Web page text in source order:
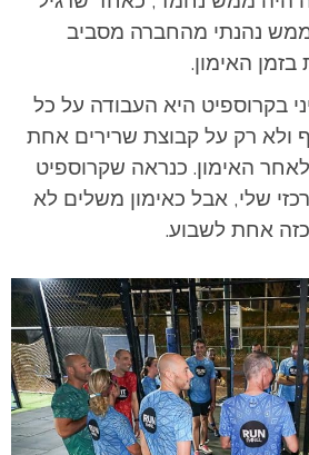
ממש נהנתי מהחברה מסביב
האימון.
בקרוספיט היא העבודה על כל
ולא רק על קבוצת שרירים אחת
לאחר האימון. כנראה שקרוספיט
שלי, אבל כאימון משלים לא
אחת לשבוע.